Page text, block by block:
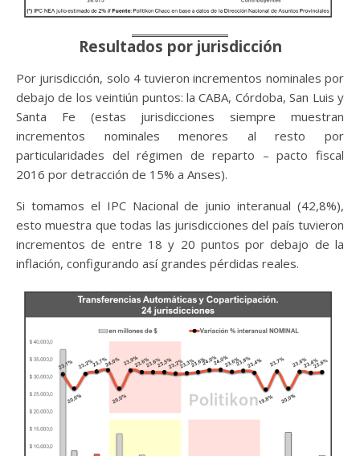
Resultados por jurisdicción
Por jurisdicción, solo 4 tuvieron incrementos nominales por
debajo de los veintiún puntos: la CABA, Córdoba, San Luis y
Santa Fe (estas jurisdicciones siempre muestran
incrementos nominales menores al resto por
particularidades del régimen de reparto – pacto fiscal
2016 por detracción de 15% a Anses).
Si tomamos el IPC Nacional de junio interanual (42,8%),
esto muestra que todas las jurisdicciones del país tuvieron
incrementos de entre 18 y 20 puntos por debajo de la
inflación, configurando así grandes pérdidas reales.